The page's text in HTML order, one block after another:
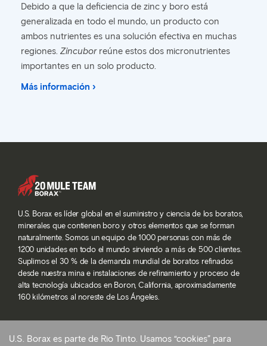
Debido a que la deficiencia de zinc y boro está
generalizada en todo el mundo, un producto con
ambos nutrientes es una solución efectiva en muchas
regiones. Zincuborreúne estos dos micronutrientes
importantes en un solo producto.
Más información ›
U.S. Borax es líder global en el suministro y ciencia de los boratos,
minerales que contienen boro y otros elementos que se forman
naturalmente. Somos un equipo de 1000 personas con más de
1200 unidades en todo el mundo sirviendo a más de 500 clientes.
Suplimos el 30 % de la demanda mundial de boratos refinados
desde nuestra mina e instalaciones de refinamiento y proceso de
alta tecnología ubicados en Boron, California, aproximadamente
160 kilómetros al noreste de Los Ángeles.
U.S. Borax es parte de Rio Tinto. Usamos “cookies” para